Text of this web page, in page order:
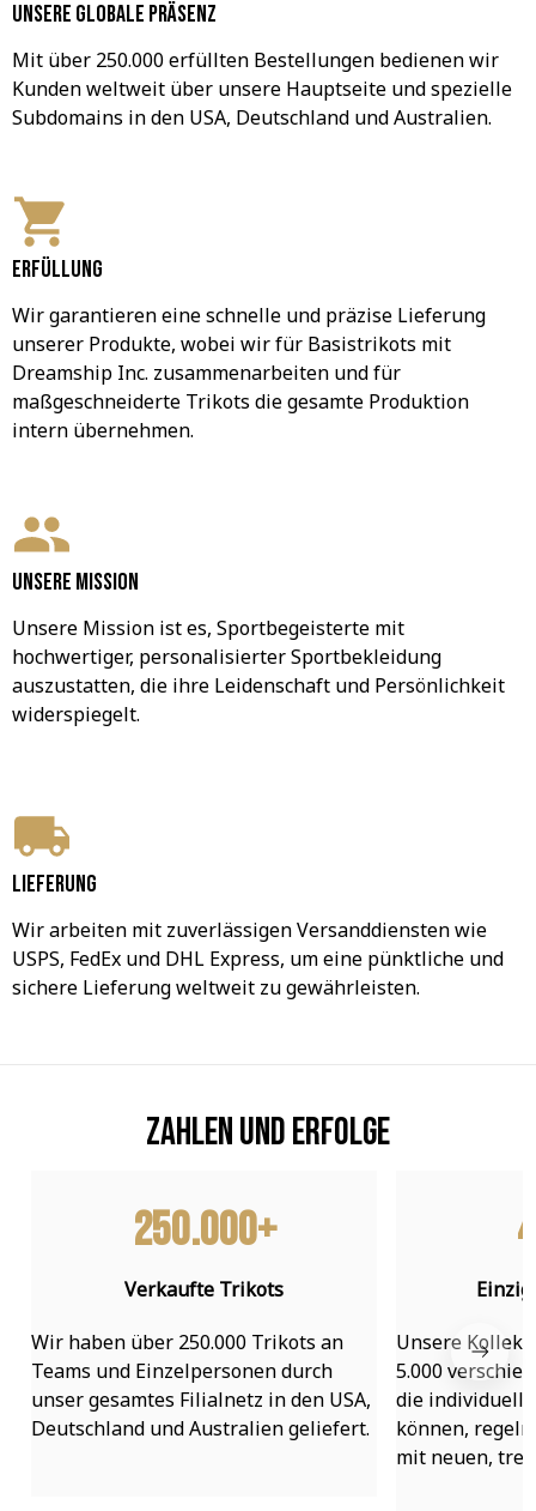
Unsere globale Präsenz
Mit über 250.000 erfüllten Bestellungen bedienen wir
Kunden weltweit über unsere Hauptseite und spezielle
Subdomains in den USA, Deutschland und Australien.
Erfüllung
Wir garantieren eine schnelle und präzise Lieferung
unserer Produkte, wobei wir für Basistrikots mit
Dreamship Inc. zusammenarbeiten und für
maßgeschneiderte Trikots die gesamte Produktion
intern übernehmen.
Unsere Mission
Unsere Mission ist es, Sportbegeisterte mit
hochwertiger, personalisierter Sportbekleidung
auszustatten, die ihre Leidenschaft und Persönlichkeit
widerspiegelt.
Lieferung
Wir arbeiten mit zuverlässigen Versanddiensten wie
USPS, FedEx und DHL Express, um eine pünktliche und
sichere Lieferung weltweit zu gewährleisten.
Zahlen und Erfolge
250.000+
Verkaufte Trikots
Wir haben über 250.000 Trikots an
Teams und Einzelpersonen durch
unser gesamtes Filialnetz in den USA,
Deutschland und Australien geliefert.
Unsere
5.000
die individuell
können,
mit neuen,